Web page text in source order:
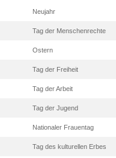
Neujahr
Tag der Menschenrechte
Ostern
Tag der Freiheit
Tag der Arbeit
Tag der Jugend
Nationaler Frauentag
Tag des kulturellen Erbes